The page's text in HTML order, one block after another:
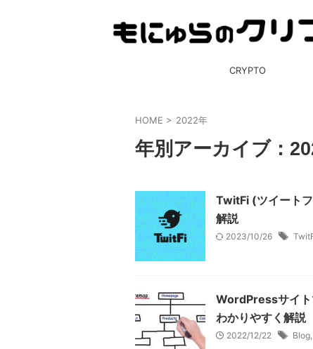
CRYPTO
HOME > 2022年
年別アーカイブ：
TwitFi (ツイート
解説
2023/10/26
WordPressサイ
わかりやすく解説
2022/12/22 Blog,